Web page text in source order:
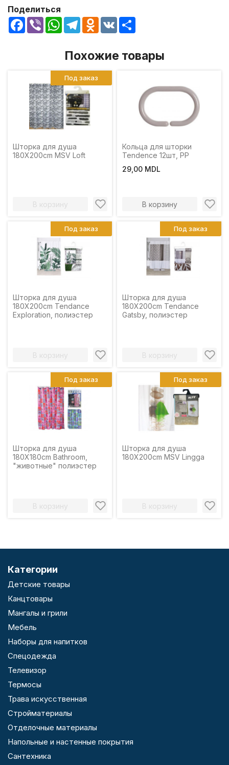
Поделиться
Facebook
Viber WhatsApp
TelegramOdnoklassniki
VK
Похожие товары
Шторка для душа
180X200cm MSV Loft
В корзину
Под заказ
Кольца для шторки
Tendence 12шт, PP
29,00 MDL
В корзину
Шторка для душа
180X200cm Tendance
Exploration, полиэстер
В корзину
Под заказ
Шторка для душа
180X200cm Tendance
Gatsby, полиэстер
В корзину
Под заказ
Шторка для душа
180Х180cm Bathroom,
"животные" полиэстер
В корзину
Под заказ
Шторка для душа
180X200cm MSV Lingga
В корзину
Под заказ
Категории
Детские товары
Канцтовары
Мангалы и грили
Мебель
Наборы для напитков
Спецодежда
Телевизор
Термосы
Трава искусственная
Стройматериалы
Отделочные материалы
Напольные и настенные покрытия
Сантехника